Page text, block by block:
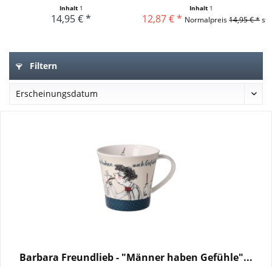
Inhalt 1
14,95 € *
Inhalt 1
12,87 € * Normalpreis14,95 € *
Filtern
Barbara Freundlieb - "Männer haben Gefühle"...